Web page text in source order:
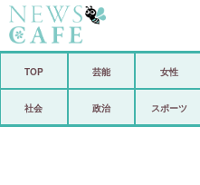
TOP 芸能 女性
社会 政治 スポーツ